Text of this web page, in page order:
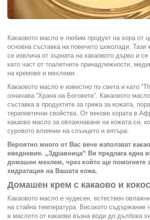
Какаовото масло е любим продукт на хора от
основна съставка на повечето шоколади. Тази
се извлича от зърната на какаовото дърво и се
като част от тоалетните принадлежности,
на кремове и мехлеми.
Какаовото масло е известно по света и като
означава “Храна на Боговете”. Какаовото
съставка в продуктите за грижа за кожата,
терапевтични свойства. От векове хората в
какаово масло за овлажнаване на кожата си,
суровото влияние на слънцето и вятъра.
Вероятно много от Вас вече използват
ежедневие. „Здравница“ Ви предлага една
домашен мехлем, чрез който ще помогнете
хидратация на Вашата кожа.
Домашен крем с какаово и
Какаовото масло е чудесен, естествен
на стайна температура. Високото съдържание
в маслото от какаови възна води до дълбока